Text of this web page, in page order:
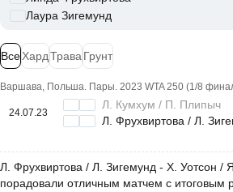
Лаура Зигемунд
ВсеХардТрава Грунт
Варшава, Польша. Пары. 2023 WTA 250 (1/8
24.07.23
Л. Кумхум / П. Плипыч
Л. Фрухвиртова / Л.
Л. Фрухвиртова / Л. Зигемунд - Х. Уотсон /
порадовали отличным матчем с итоговым